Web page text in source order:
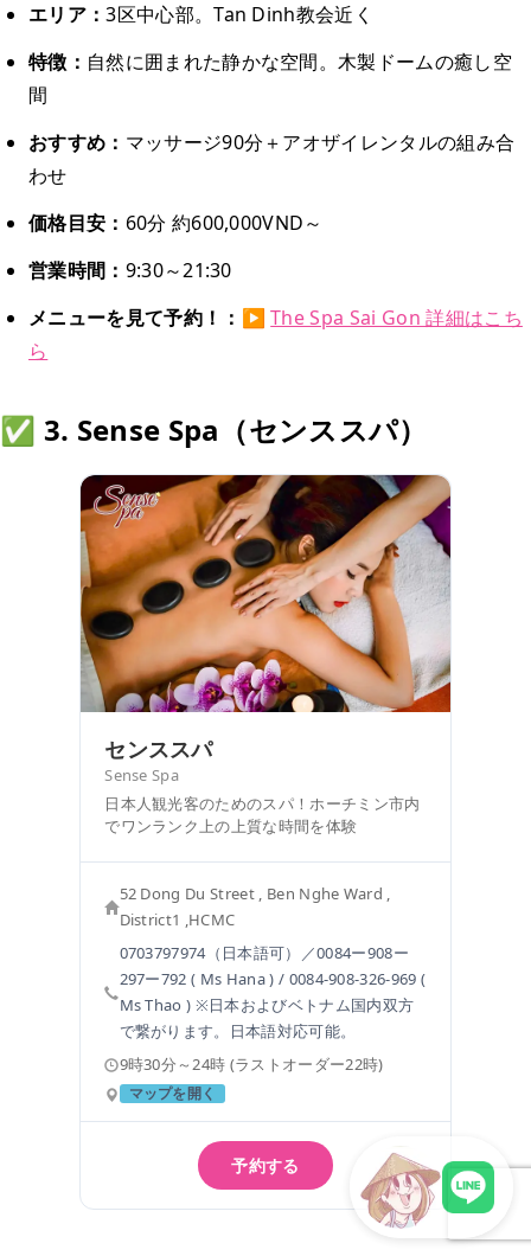
エリア：3区中心部。Tan Dinh教会近く
特徴： 自然に囲まれた静かな空間。木製ドームの癒し空
間
おすすめ： マッサージ90分＋アオザイレンタルの組み合
わせ
価格目安： 60分 約600,000VND～
営業時間： 9:30～21:30
メニューを見て予約！： ▶The Spa Sai Gon 詳細はこち
ら
✅ 3. Sense Spa（センススパ）
センススパ
Sense Spa
日本人観光客のためのスパ！ホーチミン市内
でワンランク上の上質な時間を体験
52 Dong Du Street , Ben Nghe Ward ,
District1 ,HCMC
0703797974（日本語可）／0084ー908ー
297ー792 ( Ms Hana ) / 0084-908-326-969 (
Ms Thao ) ※日本およびベトナム国内双方
で繋がります。日本語対応可能。
9時30分～24時 (ラストオーダー22時)
マップを開く
予約する